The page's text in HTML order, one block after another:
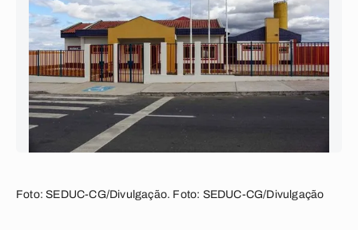
Foto: SEDUC-CG/Divulgação. Foto: SEDUC-CG/Divulgação